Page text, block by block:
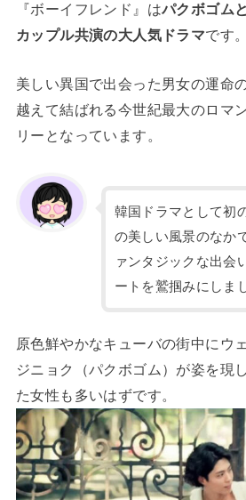
『ボーイフレンド』はパクボゴム
カップル共演の大人気ドラマです。
美しい異国で出会った男女の運命
越えて結ばれる今世紀最大のロマ
リーとなっています。
韓国ドラマとして初
の美しい風景のなか
ァンタジックな出会
ートを鷲掴みにしま
原色鮮やかなキューバの街中にウ
ジニョク（パクボゴム）が姿を現
た女性も多いはずです。